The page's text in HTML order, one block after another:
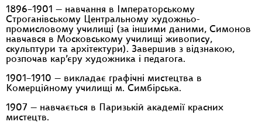
1896–1901 — навчання в Імператорському
Строганівському Центральному художньо-
промисловому училищі (за іншими даними, Симонов
навчався в Московському училищі живопису,
скульптури та архітектури). Завершив з відзнакою,
розпочав кар’єру художника і педагога.
1901–1910 — викладає графічні мистецтва в
Комерційному училищі м. Симбірська.
1907 — навчається в Паризькій академії красних
мистецтв.